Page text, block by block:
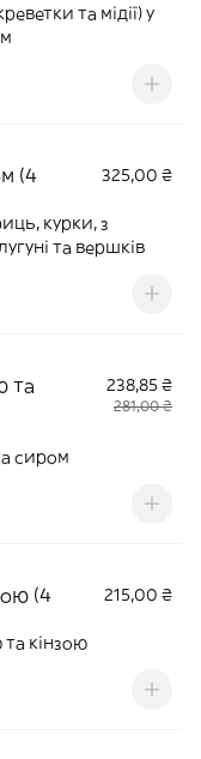
та мідії) у
(4
325,00 ₴
курки, з
та вершків
та
238,85 ₴
281,00 ₴
сиром
(4
215,00 ₴
та кінзою